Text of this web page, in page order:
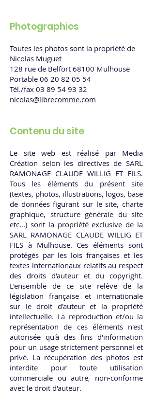
Photographies
Toutes les photos sont la propriété de
Nicolas Muguet
128 rue de Belfort 68100 Mulhouse
Portable 06 20 82 05 54
Tél./fax 03 89 54 93 32
nicolas@librecomme.com
Contenu du site
Le site web est réalisé par Media
Création selon les directives de SARL
RAMONAGE CLAUDE WILLIG ET FILS.
Tous les éléments du présent site
(textes, photos, illustrations, logos, base
de données figurant sur le site, charte
graphique, structure générale du site
etc...) sont la propriété exclusive de la
SARL RAMONAGE CLAUDE WILLIG ET
FILS à Mulhouse. Ces éléments sont
protégés par les lois françaises et les
textes internationaux relatifs au respect
des droits d'auteur et du copyright.
L'ensemble de ce site relève de la
législation française et internationale
sur le droit d'auteur et la propriété
intellectuelle. La reproduction et/ou la
représentation de ces éléments n'est
autorisée qu'à des fins d'information
pour un usage strictement personnel et
privé. La récupération des photos est
interdite pour toute utilisation
commerciale ou autre, non-conforme
avec le droit d'auteur.